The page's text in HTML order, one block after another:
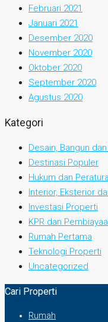
Februari 2021
Januari 2021
Desember 2020
November 2020
Oktober 2020
September 2020
Agustus 2020
Kategori
Desain, Bangun
Destinasi Populer
Hukum dan
Interior, Eksterior
Investasi Properti
KPR dan
Rumah Pertama
Teknologi Properti
Uncategorized
Cari Properti
Rumah